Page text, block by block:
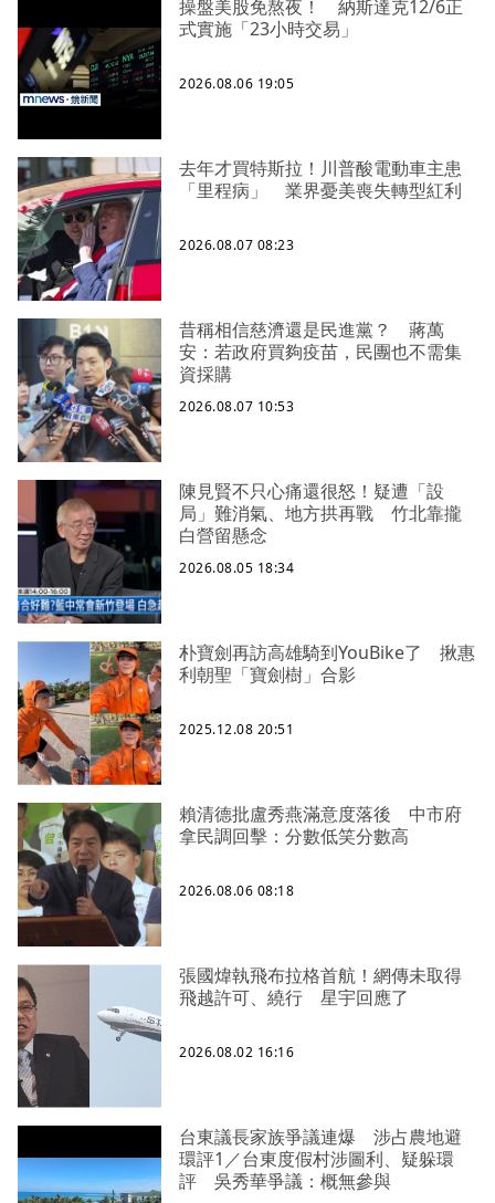
操盤美股免熬夜！ 納斯達克12/6正
式實施「23小時交易」
2026.08.06 19:05
去年才買特斯拉！川普酸電動車主患
「里程病」 業界憂美喪失轉型紅利
2026.08.07 08:23
昔稱相信慈濟還是民進黨？ 蔣萬
安：若政府買夠疫苗，民團也不需集
資採購
2026.08.07 10:53
陳見賢不只心痛還很怒！疑遭「設
局」難消氣、地方拱再戰 竹北靠攏
白營留懸念
2026.08.05 18:34
朴寶劍再訪高雄騎到YouBike了 揪惠
利朝聖「寶劍樹」合影
2025.12.08 20:51
賴清德批盧秀燕滿意度落後 中市府
拿民調回擊：分數低笑分數高
2026.08.06 08:18
張國煒執飛布拉格首航！網傳未取得
飛越許可、繞行 星宇回應了
2026.08.02 16:16
台東議長家族爭議連爆 涉占農地避
環評1／台東度假村涉圖利、疑躲環
評 吳秀華爭議：概無參與